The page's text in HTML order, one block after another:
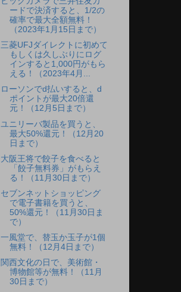
ードで決済すると、1/2の
確率で最大全額無料！
（2023年1月15日まで）
三菱UFJダイレクトに初めて
もしくは久しぶりにログ
インすると1,000円がもら
える！（2023年4月...
ローソンでd払いすると、d
ポイントが最大20倍還
元！（12月5日まで）
ユニリーバ製品を買うと、
最大50%還元！（12月20
日まで）
大阪王将で餃子を食べると
「餃子無料券」がもらえ
る！（11月30日まで）
セブンネットショッピング
で電子書籍を買うと、
50%還元！（11月30日ま
で）
一風堂で、替玉か玉子が1個
無料！（12月4日まで）
関西文化の日で、美術館・
博物館等が無料！（11月
30日まで）